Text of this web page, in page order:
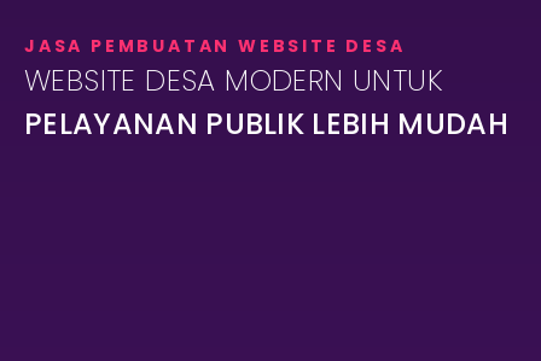
JASA PEMBUATAN WEBSITE DESA
WEBSITE DESA MODERN UNTUK
PELAYANAN PUBLIK LEBIH MUDAH